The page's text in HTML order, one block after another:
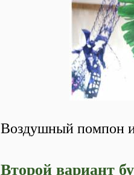
Воздушный помпон
Второй вариант